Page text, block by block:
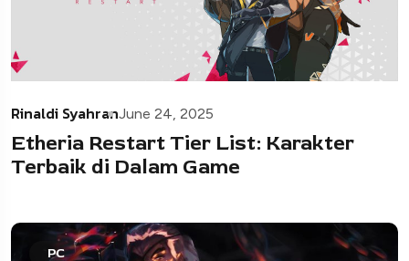
Rinaldi SyahranJune 24, 2025
Etheria Restart Tier List: Karakter
Terbaik di Dalam Game
PC